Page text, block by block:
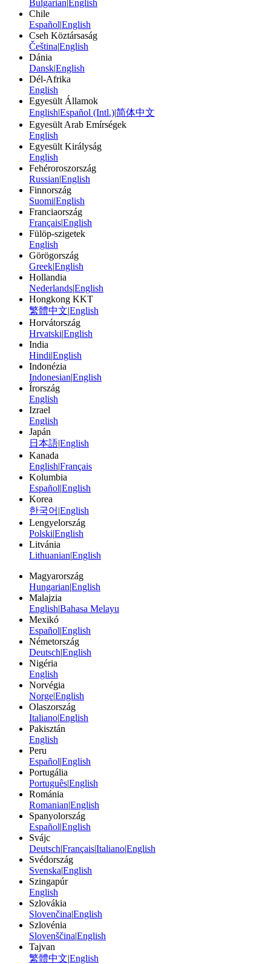
Bulgarian English
Chile
Español|English
Cseh Köztársaság
Čeština|English
Dánia
Dansk|English
Dél-Afrika
English
Egyesült Államok
English|Español (Intl.)|简体中文
Egyesült Arab Emírségek
English
Egyesült Királyság
English
Fehéroroszország
Russian|English
Finnország
Suomi|English
Franciaország
Français|English
Fülöp-szigetek
English
Görögország
Greek|English
Hollandia
Nederlands|English
Hongkong KKT
繁體中文|English
Horvátország
Hrvatski|English
India
Hindi|English
Indonézia
Indonesian|English
Írország
English
Izrael
English
Japán
日本語|English
Kanada
English|Français
Kolumbia
Español|English
Korea
한국어 |English
Lengyelország
Polski|English
Litvánia
Lithuanian|English
Magyarország
Hungarian|English
Malajzia
English|Bahasa Melayu
Mexikó
Español|English
Németország
Deutsch|English
Nigéria
English
Norvégia
Norge|English
Olaszország
Italiano|English
Pakisztán
English
Peru
Español|English
Portugália
Português|English
Románia
Romanian|English
Spanyolország
Español|English
Svájc
Deutsch|Français|Italiano|English
Svédország
Svenska|English
Szingapúr
English
Szlovákia
Slovenčina|English
Szlovénia
Slovenščina|English
Tajvan
繁體中文|English